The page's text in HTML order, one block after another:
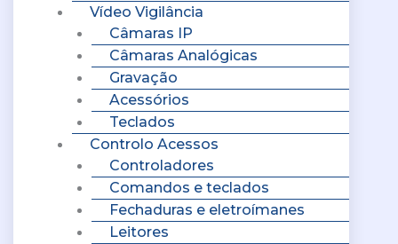
Vídeo Vigilância
Câmaras IP
Câmaras Analógicas
Gravação
Acessórios
Teclados
Controlo Acessos
Controladores
Comandos e teclados
Fechaduras e eletroímanes
Leitores